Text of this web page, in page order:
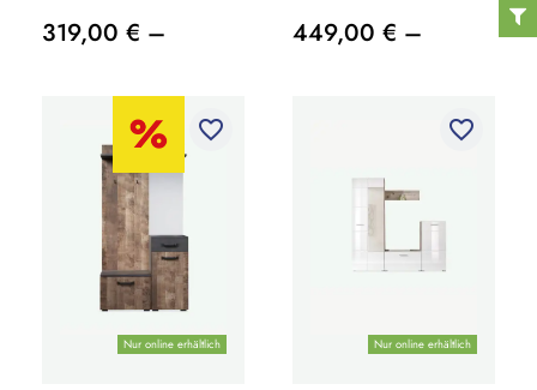
319,00 € – 449,00 € –
Nur online erhältlich
favorite_border
Nur online erhältlich
favorite_border